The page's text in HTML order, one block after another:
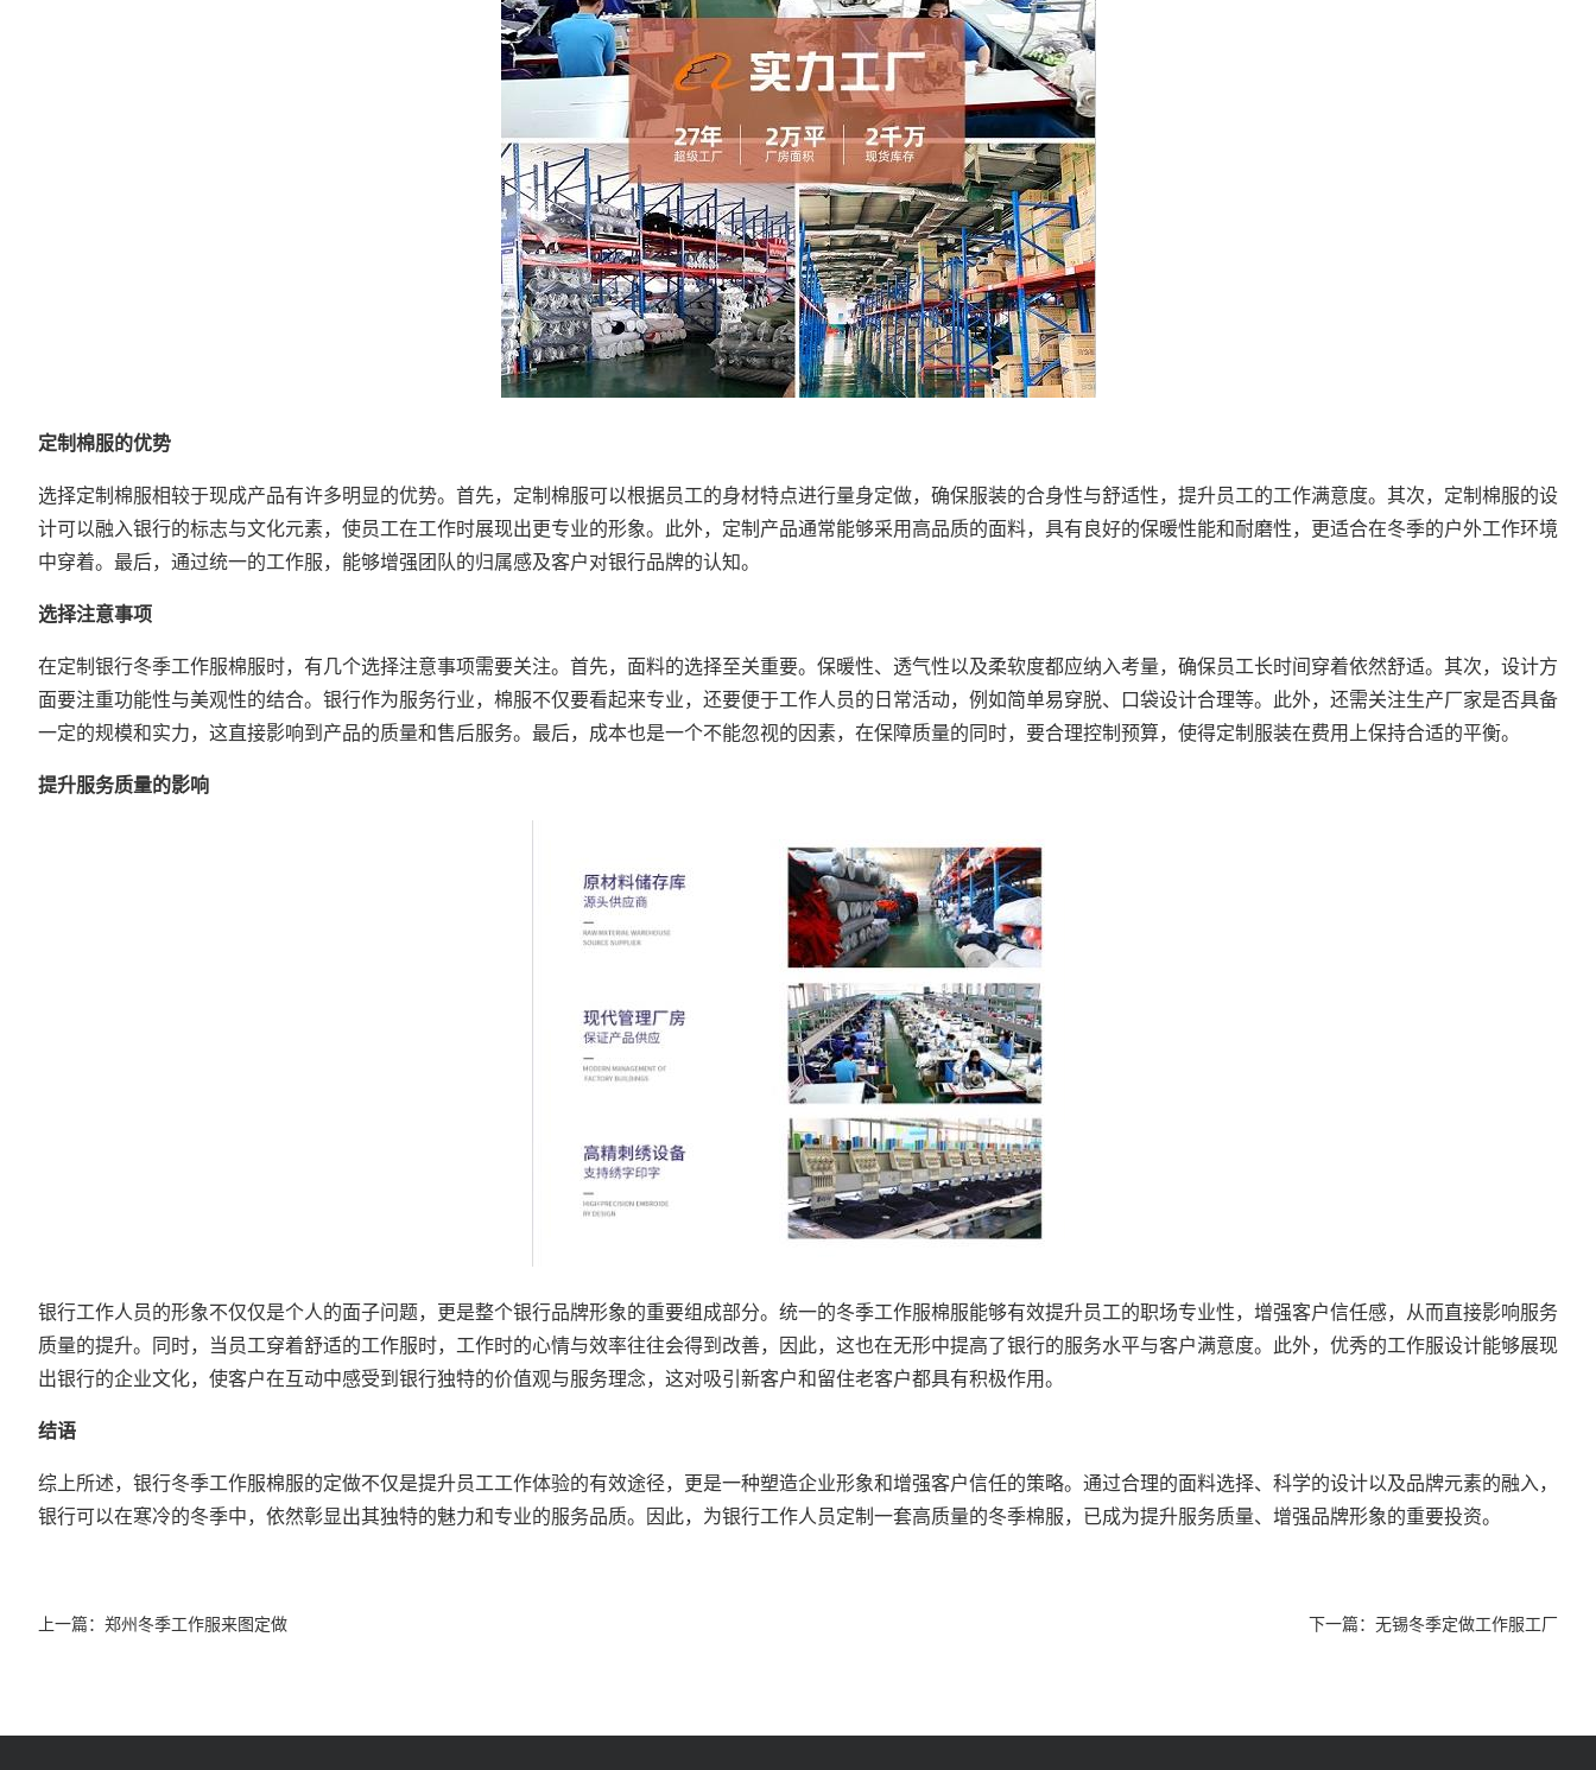
定制棉服的优势
选择定制棉服相较于现成产品有许多明显的优势。首先，定制棉服可以根据员工的身材特点进行量身定做，确保服装的合身性与舒适性，提升员工的工作满意度。其次，定制棉服的设
计可以融入银行的标志与文化元素，使员工在工作时展现出更专业的形象。此外，定制产品通常能够采用高品质的面料，具有良好的保暖性能和耐磨性，更适合在冬季的户外工作环境
中穿着。最后，通过统一的工作服，能够增强团队的归属感及客户对银行品牌的认知。
选择注意事项
在定制银行冬季工作服棉服时，有几个选择注意事项需要关注。首先，面料的选择至关重要。保暖性、透气性以及柔软度都应纳入考量，确保员工长时间穿着依然舒适。其次，设计方
面要注重功能性与美观性的结合。银行作为服务行业，棉服不仅要看起来专业，还要便于工作人员的日常活动，例如简单易穿脱、口袋设计合理等。此外，还需关注生产厂家是否具备
一定的规模和实力，这直接影响到产品的质量和售后服务。最后，成本也是一个不能忽视的因素，在保障质量的同时，要合理控制预算，使得定制服装在费用上保持合适的平衡。
提升服务质量的影响
银行工作人员的形象不仅仅是个人的面子问题，更是整个银行品牌形象的重要组成部分。统一的冬季工作服棉服能够有效提升员工的职场专业性，增强客户信任感，从而直接影响服务
质量的提升。同时，当员工穿着舒适的工作服时，工作时的心情与效率往往会得到改善，因此，这也在无形中提高了银行的服务水平与客户满意度。此外，优秀的工作服设计能够展现
出银行的企业文化，使客户在互动中感受到银行独特的价值观与服务理念，这对吸引新客户和留住老客户都具有积极作用。
结语
综上所述，银行冬季工作服棉服的定做不仅是提升员工工作体验的有效途径，更是一种塑造企业形象和增强客户信任的策略。通过合理的面料选择、科学的设计以及品牌元素的融入，
银行可以在寒冷的冬季中，依然彰显出其独特的魅力和专业的服务品质。因此，为银行工作人员定制一套高质量的冬季棉服，已成为提升服务质量、增强品牌形象的重要投资。
上一篇： 郑州冬季工作服来图定做 下一篇： 无锡冬季定做工作服工厂